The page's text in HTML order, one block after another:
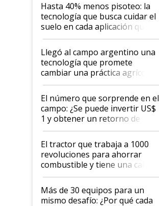
Hasta 40% menos pisoteo: la
tecnología que busca cuidar el
suelo en cada aplicación que
llevó Jacto al Congreso
Aapresid 2026
Llegó al campo argentino una
tecnología que promete
cambiar una práctica agrícola
clave: ¿Y si analizar el suelo
fuera tan simple como apretar
un botón?
El número que sorprende en el
campo: ¿Se puede invertir US$
1 y obtener un retorno de
hasta US$ 10 en agricultura?
El tractor que trabaja a 1000
revoluciones para ahorrar
combustible y tiene una cabina
que parece una computadora:
lo último en el mundo,
disponible en Argentina
Más de 30 equipos para un
mismo desafío: ¿Por qué cada